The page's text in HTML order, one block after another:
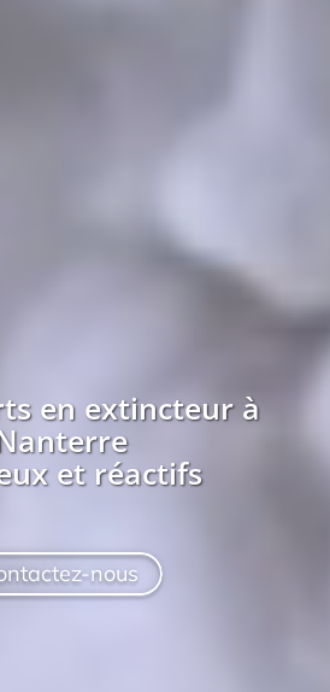
en extincteur à
et réactifs
nous